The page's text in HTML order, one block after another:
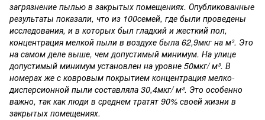
загрязнение пылью в закрытых помещениях. Опубликованные
результаты показали, что из 100семей, где были проведены
исследования, и в которых был гладкий и жесткий пол,
концентрация мелкой пыли в воздухе была 62,9мкг на м³. Это
на самом деле выше, чем допустимый минимум. На улице
допустимый минимум установлен на уровне 50мкг/ м³. В
номерах же с ковровым покрытием концентрация мелко-
дисперсионной пыли составляла 30,4мкг/ м³. Это особенно
важно, так как люди в среднем тратят 90% своей жизни в
закрытых помещениях.